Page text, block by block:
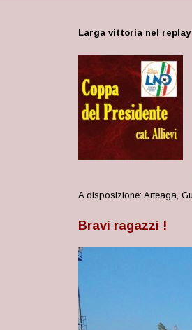
Larga vittoria nel
A disposizione: Arteaga,
Bravi ragazzi !